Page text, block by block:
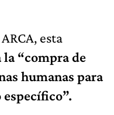
esta
la “compra de
humanas para